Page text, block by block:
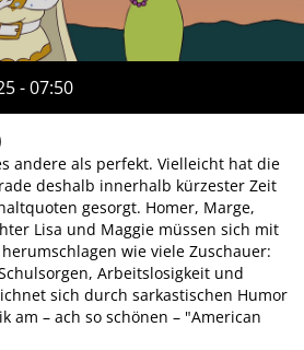
- 07:50
andere als perfekt. Vielleicht hat die
deshalb innerhalb kürzester Zeit
gesorgt. Homer, Marge,
Lisa und Maggie müssen sich mit
wie viele Zuschauer:
Arbeitslosigkeit und
sich durch sarkastischen Humor
am – ach so schönen – "American